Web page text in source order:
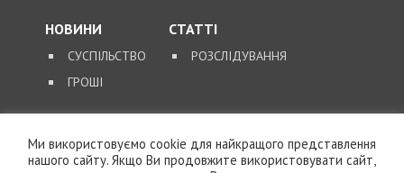
НОВИНИ
СУСПІЛЬСТВО
ГРОШІ
СТАТТІ
РОЗСЛІДУВАННЯ
КОНТАКТИ
Ми використовуємо cookie для найкращого представлення
нашого сайту. Якщо Ви продовжите використовувати сайт,